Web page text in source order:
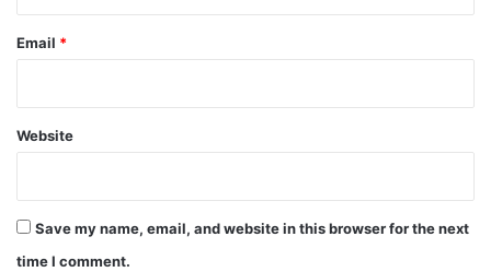
Email *
Website
Save my name, email, and website in this browser for the next
time I comment.